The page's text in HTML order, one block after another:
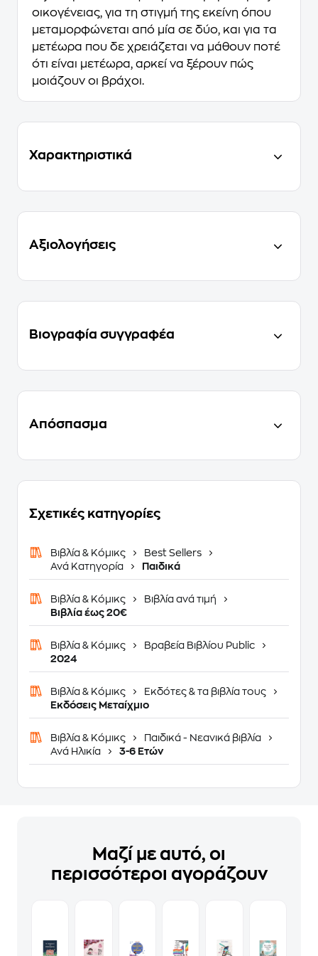
οικογένειας, για τη στιγμή της εκείνη όπου
μεταμορφώνεται από μία σε δύο, και για τα
μετέωρα που δε χρειάζεται να μάθουν ποτέ
ότι είναι μετέωρα, αρκεί να ξέρουν πώς
μοιάζουν οι βράχοι.
Χαρακτηριστικά
Αξιολογήσεις
Βιογραφία συγγραφέα
Απόσπασμα
Σχετικές κατηγορίες
Βιβλία & Κόμικς
Best Sellers
Ανά Κατηγορία
Παιδικά
Βιβλία & Κόμικς
Βιβλία ανά τιμή
Βιβλία έως 20€
Βιβλία & Κόμικς
Βραβεία Βιβλίου Public
2024
Βιβλία & Κόμικς
Εκδότες & τα βιβλία τους
Εκδόσεις Μεταίχμιο
Βιβλία & Κόμικς
Παιδικά - Νεανικά βιβλία
Ανά Ηλικία
3-6 Ετών
Μαζί με αυτό, οι
περισσότεροι αγοράζουν